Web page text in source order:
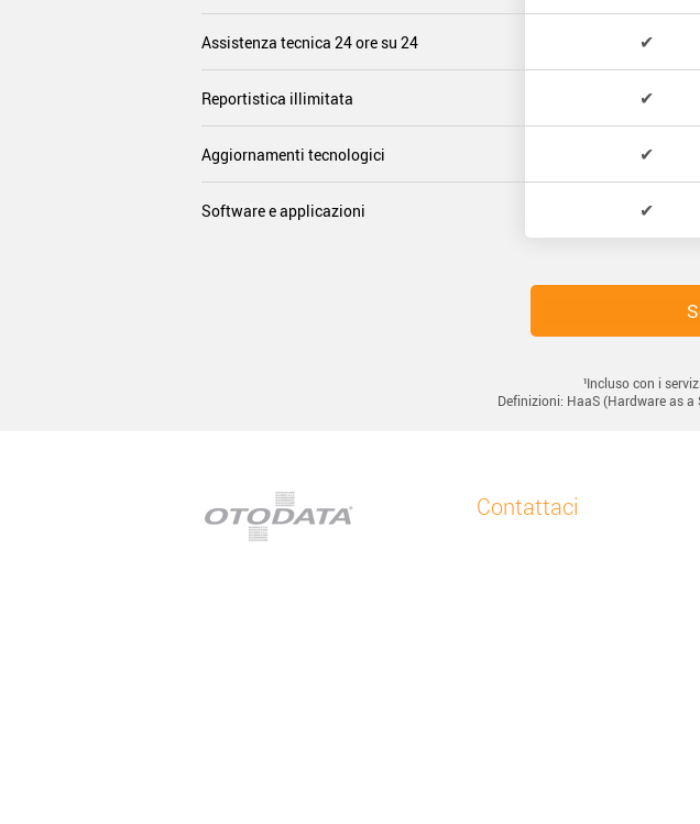
✔
✔
✔
✔
Assistenza tecnica 24 ore su 24
Reportistica illimitata
Aggiornamenti tecnologici
Software e applicazioni
¹Incluso con i
Definizioni: HaaS (Hardware as a
Contattaci